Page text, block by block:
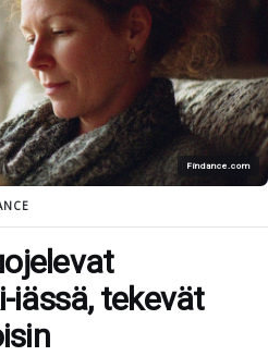
Findance.com
iässä, tekevät